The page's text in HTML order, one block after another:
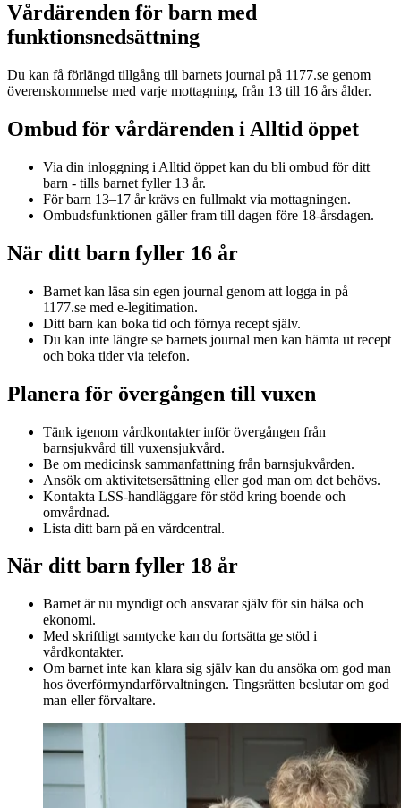
Vårdärenden för barn med
funktionsnedsättning
Du kan få förlängd tillgång till barnets journal på 1177.se genom
överenskommelse med varje mottagning, från 13 till 16 års ålder.
Ombud för vårdärenden i Alltid öppet
Via din inloggning i Alltid öppet kan du bli ombud för ditt
barn - tills barnet fyller 13 år.
För barn 13–17 år krävs en fullmakt via mottagningen.
Ombudsfunktionen gäller fram till dagen före 18-årsdagen.
När ditt barn fyller 16 år
Barnet kan läsa sin egen journal genom att logga in på
1177.se med e-legitimation.
Ditt barn kan boka tid och förnya recept själv.
Du kan inte längre se barnets journal men kan hämta ut recept
och boka tider via telefon.
Planera för övergången till vuxen
Tänk igenom vårdkontakter inför övergången från
barnsjukvård till vuxensjukvård.
Be om medicinsk sammanfattning från barnsjukvården.
Ansök om aktivitetsersättning eller god man om det behövs.
Kontakta LSS-handläggare för stöd kring boende och
omvårdnad.
Lista ditt barn på en vårdcentral.
När ditt barn fyller 18 år
Barnet är nu myndigt och ansvarar själv för sin hälsa och
ekonomi.
Med skriftligt samtycke kan du fortsätta ge stöd i
vårdkontakter.
Om barnet inte kan klara sig själv kan du ansöka om god man
hos överförmyndarförvaltningen. Tingsrätten beslutar om god
man eller förvaltare.